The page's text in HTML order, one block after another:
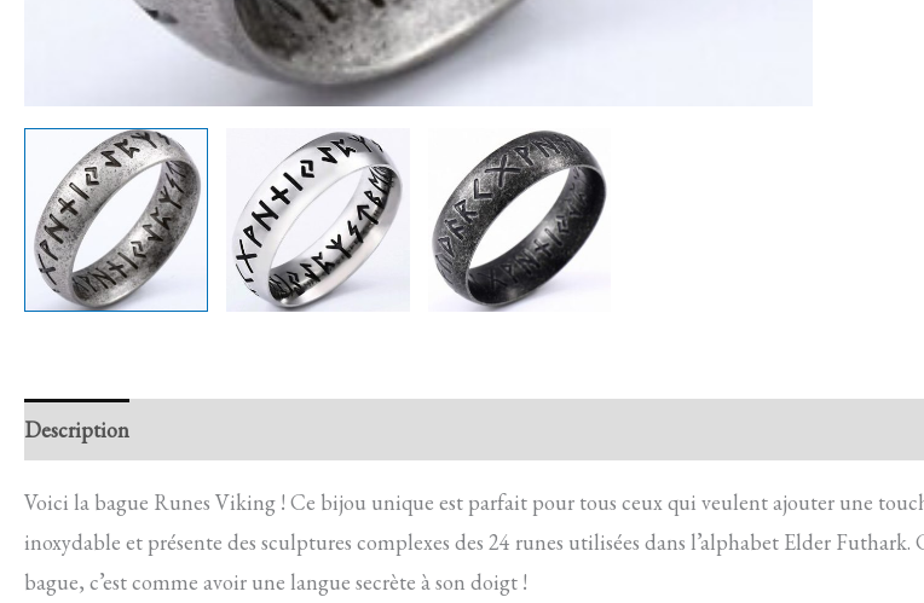
Description
Voici la bague Runes Viking ! Ce bijou unique est parfait pour tous ceux qui veulent ajouter une
inoxydable et présente des sculptures complexes des 24 runes utilisées dans l’alphabet Elder
bague, c’est comme avoir une langue secrète à son doigt !